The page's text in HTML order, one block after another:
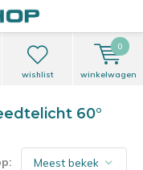
wishlist winkelwagen
0
60°